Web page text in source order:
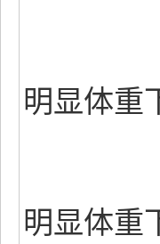
明显体重
明显体重